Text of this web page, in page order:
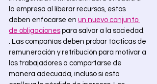
la empresa al liberar recursos, estos
deben enfocarse en un nuevo conjunto
de obligaciones para salvar a la sociedad.
. Las compañías deben probar tácticas de
remuneración y retribución para motivar a
los trabajadores a comportarse de
manera adecuada, incluso si esto